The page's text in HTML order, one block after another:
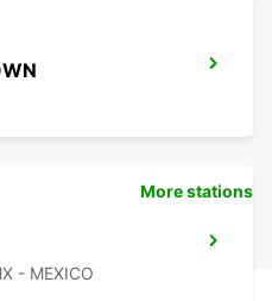
- MEXICO
More stations